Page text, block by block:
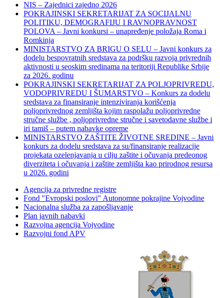
NIS – Zajednici zajedno 2026
POKRAJINSKI SEKRETARIJAT ZA SOCIJALNU
POLITIKU, DEMOGRAFIJU I RAVNOPRAVNOST
POLOVA – Javni konkursi – unapređenje položaja Roma i
Romkinja
MINISTARSTVO ZA BRIGU O SELU – Javni konkurs za
dodelu bespovratnih sredstava za podršku razvoja privrednih
aktivnosti u seoskim sredinama na teritoriji Republike Srbije
za 2026. godinu
POKRAJINSKI SEKRETARIJAT ZA POLJOPRIVREDU,
VODOPRIVREDU I ŠUMARSTVO – Konkurs za dodelu
sredstava za finansiranje intenziviranja korišćenja
poljoprivrednog zemljišta kojim raspolažu poljoprivredne
stručne službe , poljoprivredne stručne i savetodavne službe i
iri tamiš ‒ putem nabavke opreme
MINISTARSTVO ZAŠTITE ŽIVOTNE SREDINE – Javni
konkurs za dodelu sredstava za su/finansiranje realizacije
projekata ozelenjavanja u cilju zaštite i očuvanja predeonog
diverziteta i očuvanja i zaštite zemljišta kao prirodnog resursa
u 2026. godini
Agencija za privredne registre
Fond "Evropski poslovi" Autonomne pokrajine Vojvodine
Nacionalna služba za zapošljavanje
Plan javnih nabavki
Razvojna agencija Vojvodine
Razvojni fond APV